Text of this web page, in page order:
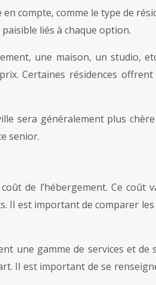
compte, comme le type de
liés à chaque option.
une maison, un studio,
Certaines résidences offrent
sera généralement plus chère
senior.
de l’hébergement. Ce coût
Il est important de comparer
une gamme de services et de
Il est important de se